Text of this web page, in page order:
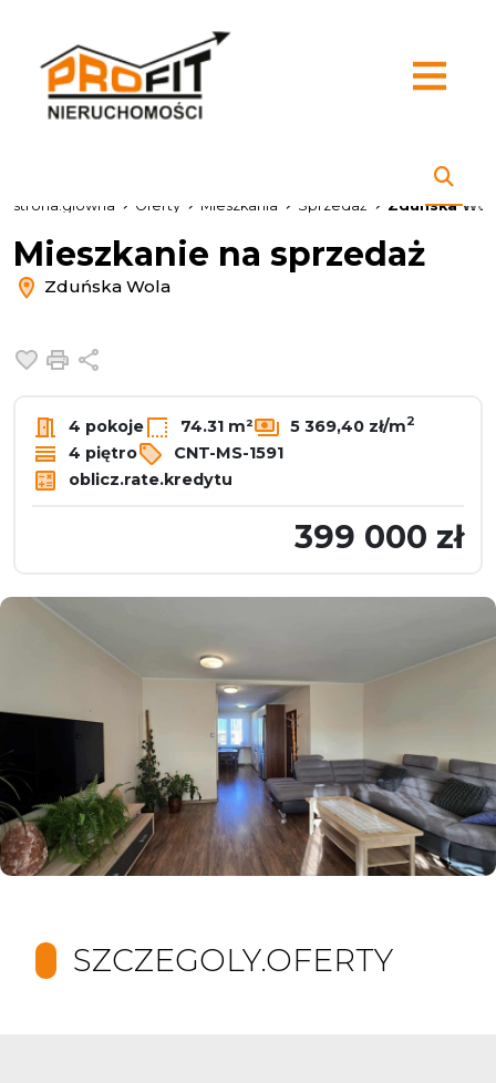
strona.glowna Oferty Mieszkania Sprzedaż Zduńska
Mieszkanie na sprzedaż
Zduńska Wola
Dodaj do ulubionych
Drukuj
4 pokoje 74.31 m² 5 369,40 zł/m2
4 piętro
CNT-MS-1591
oblicz.rate.kredytu
399 000 zł
SZCZEGOLY.OFERTY